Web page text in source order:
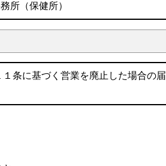
所（保健所）
条に基づく営業を廃止した場合の届